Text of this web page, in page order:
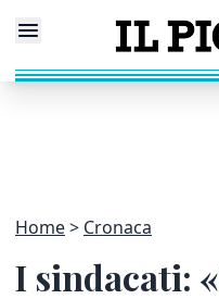
Home Cronaca
I sindacati: